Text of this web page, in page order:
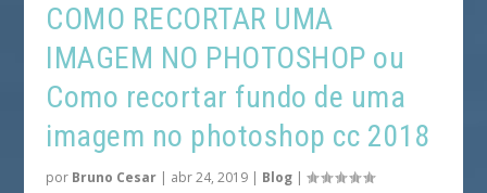
COMO RECORTAR UMA
IMAGEM NO PHOTOSHOP ou
Como recortar fundo de uma
imagem no photoshop cc 2018
por Bruno Cesar | abr 24, 2019 | Blog |